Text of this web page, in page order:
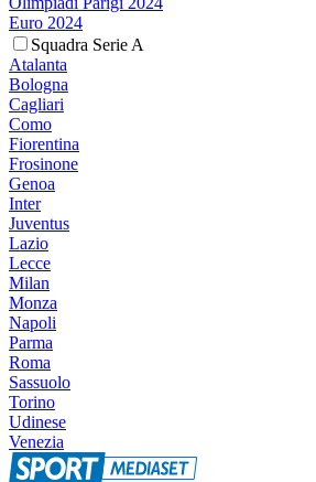
Euro 2024
Squadra Serie A
Atalanta
Bologna
Cagliari
Como
Fiorentina
Frosinone
Genoa
Inter
Juventus
Lazio
Lecce
Milan
Monza
Napoli
Parma
Roma
Sassuolo
Torino
Udinese
Venezia